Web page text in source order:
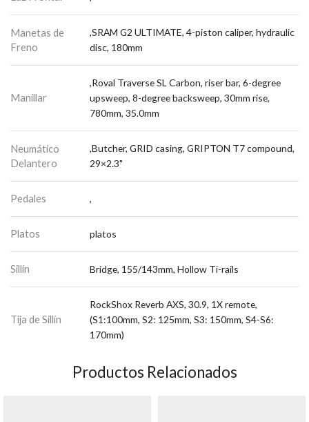
Manetas de
Freno
,SRAM G2 ULTIMATE, 4-piston caliper, hydraulic
disc, 180mm
Manillar
,Roval Traverse SL Carbon, riser bar, 6-degree
upsweep, 8-degree backsweep, 30mm rise,
780mm, 35.0mm
Neumático
Delantero
,Butcher, GRID casing, GRIPTON T7 compound,
29×2.3"
Pedales ,
Platos platos
Sillín Bridge, 155/143mm, Hollow Ti-rails
Tija de Sillín
RockShox Reverb AXS, 30.9, 1X remote,
(S1:100mm, S2: 125mm, S3: 150mm, S4-S6:
170mm)
Productos Relacionados